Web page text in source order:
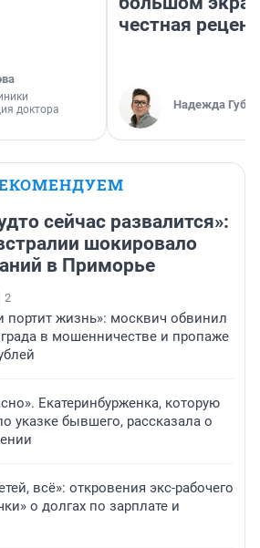
доктора
честная
Надежда
сейчас развалится»:
шокировало
в Приморье
2
портит жизнь»: москвич обвинил
в мошенничестве и пропаже
Екатеринбурженка, которую
указке бывшего, рассказала о
всё»: откровения экс-рабочего
о долгах по зарплате и